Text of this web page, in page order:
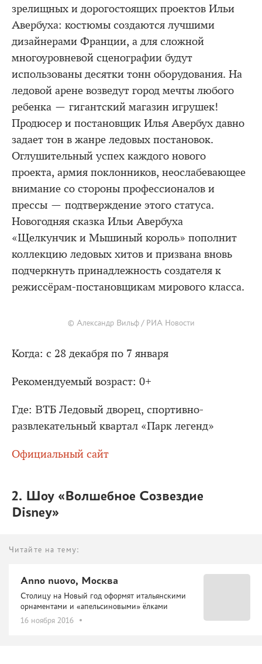
зрелищных и дорогостоящих проектов Ильи
Авербуха: костюмы создаются лучшими
дизайнерами Франции, а для сложной
многоуровневой сценографии будут
использованы десятки тонн оборудования. На
ледовой арене возведут город мечты любого
ребенка — гигантский магазин игрушек!
Продюсер и постановщик Илья Авербух давно
задает тон в жанре ледовых постановок.
Оглушительный успех каждого нового
проекта, армия поклонников, неослабевающее
внимание со стороны профессионалов и
прессы — подтверждение этого статуса.
Новогодняя сказка Ильи Авербуха
«Щелкунчик и Мышиный король» пополнит
коллекцию ледовых хитов и призвана вновь
подчеркнуть принадлежность создателя к
режиссёрам-постановщикам мирового класса.
© Александр Вильф / РИА Новости
Когда: с 28 декабря по 7 января
Рекомендуемый возраст: 0+
Где: ВТБ Ледовый дворец, спортивно-
развлекательный квартал «Парк легенд»
Официальный сайт
2. Шоу «Волшебное Созвездие
Disney»
Читайте на тему:
Annо nuovo, Москва
Столицу на Новый год оформят итальянскими
орнаментами и «апельсиновыми» ёлками
16 ноября 2016